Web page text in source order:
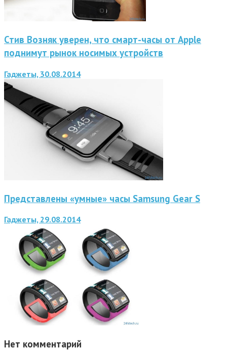
Стив Возняк уверен, что смарт-часы от Apple
поднимут рынок носимых устройств
Гаджеты, 30.08.2014
Представлены «умные» часы Samsung Gear S
Гаджеты, 29.08.2014
Нет комментарий